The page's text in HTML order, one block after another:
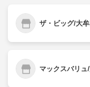
ザ・ビッグ/大
マックスバリュ